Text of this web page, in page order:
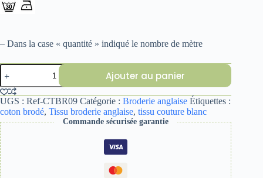
– Dans la case « quantité » indiqué le nombre de mètre
quantité
de
COTON
BRODE
17
Ajouter au panier
UGS : Ref-CTBR09 Catégorie : Broderie anglaise Étiquettes :
coton brodé, Tissu broderie anglaise, tissu couture blanc
Commande sécurisée garantie